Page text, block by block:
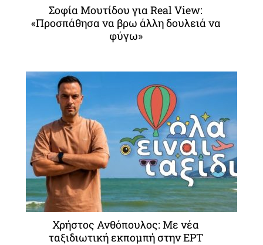
Σοφία Μουτίδου για Real View:
«Προσπάθησα να βρω άλλη δουλειά να
φύγω»
Χρήστος Ανθόπουλος: Με νέα
ταξιδιωτική εκπομπή στην ΕΡΤ